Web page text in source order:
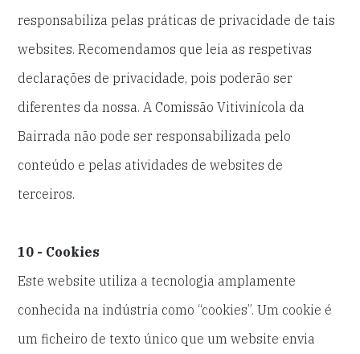
responsabiliza pelas práticas de privacidade de tais
websites. Recomendamos que leia as respetivas
declarações de privacidade, pois poderão ser
diferentes da nossa. A Comissão Vitivinícola da
Bairrada não pode ser responsabilizada pelo
conteúdo e pelas atividades de websites de
terceiros.
10 - Cookies
Este website utiliza a tecnologia amplamente
conhecida na indústria como “cookies”. Um cookie é
um ficheiro de texto único que um website envia